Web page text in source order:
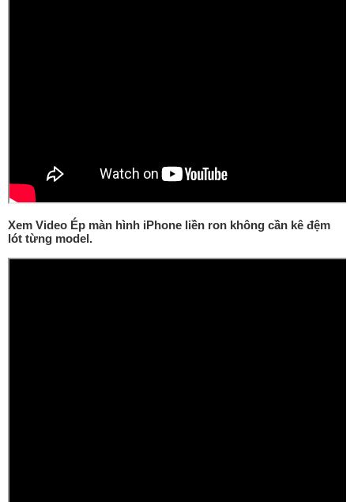
Xem Video Ép màn hình iPhone liền ron không cần kê đệm
lót từng model.